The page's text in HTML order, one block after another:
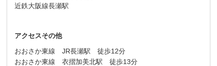
近鉄大阪線長瀬駅
アクセスその他
おおさか東線 JR長瀬駅 徒歩12分
おおさか東線 衣摺加美北駅 徒歩13分